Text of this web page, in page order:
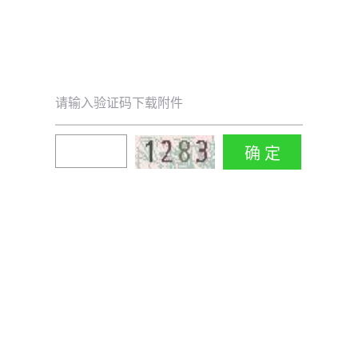
请输入验证码下载附件